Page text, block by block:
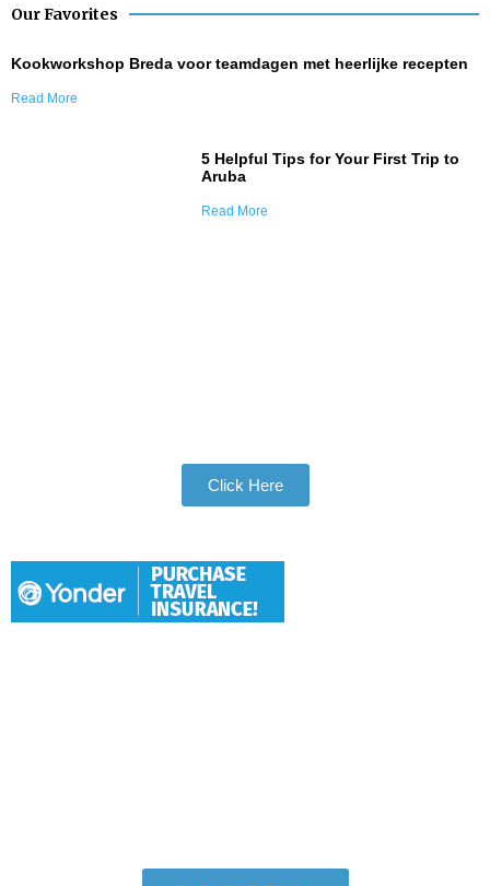
Our Favorites
Kookworkshop Breda voor teamdagen met heerlijke recepten
Read More
5 Helpful Tips for Your First Trip to
Aruba
Read More
Click Here